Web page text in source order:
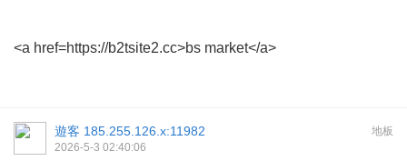
<a href=https://b2tsite2.cc>bs market</a>
地板
遊客 185.255.126.x:11982
2026-5-3 02:40:06